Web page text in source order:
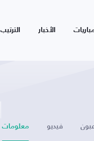
الأخبار الترتيب
فيديو معلومات